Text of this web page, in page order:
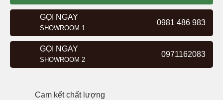
GỌI NGAY
SHOWROOM 1
0981 486 983
GỌI NGAY
SHOWROOM 2
0971162083
Cam kếtchất lượng